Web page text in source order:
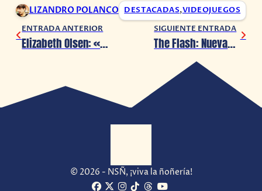
LIZANDRO POLANCO DESTACADAS,VIDEOJUEGOS
ENTRADA ANTERIOR
Elizabeth Olsen: «Marvel aún no tiene planes para los ‘Young Avengers'»
SIGUIENTE ENTRADA
The Flash: Nuevas imágenes filtradas
© 2026 - NSÑ, ¡viva la ñoñería!